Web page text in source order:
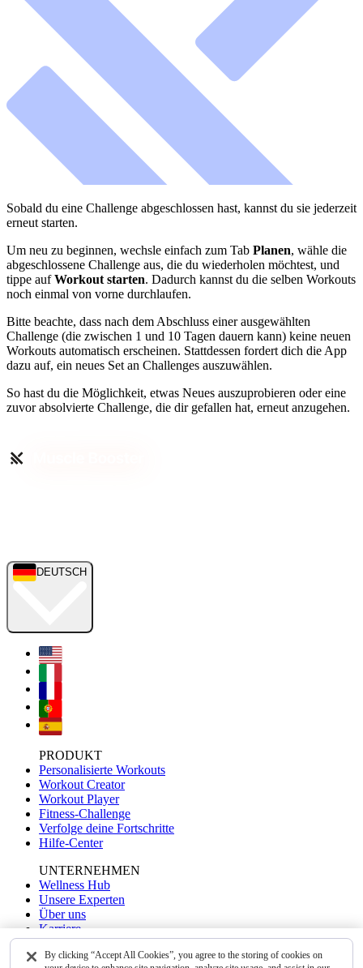
Sobald du eine Challenge abgeschlossen hast, kannst du sie jederzeit
erneut starten.
Um neu zu beginnen, wechsle einfach zum Tab Planen, wähle die
abgeschlossene Challenge aus, die du wiederholen möchtest, und
tippe aufWorkout starten. Dadurch kannst du die selben Workouts
noch einmal von vorne durchlaufen.
Bitte beachte, dass nach dem Abschluss einer ausgewählten
Challenge (die zwischen 1 und 10 Tagen dauern kann) keine neuen
Workouts automatisch erscheinen. Stattdessen fordert dich die App
dazu auf, ein neues Set an Challenges auszuwählen.
So hast du die Möglichkeit, etwas Neues auszuprobieren oder eine
zuvor absolvierte Challenge, die dir gefallen hat, erneut anzugehen.
DEUTSCH
PRODUKT
Personalisierte Workouts
Workout Creator
Workout Player
Fitness-Challenge
Verfolge deine Fortschritte
Hilfe-Center
UNTERNEHMEN
Wellness Hub
Unsere Experten
Über uns
Karriere
Kontakt
By clicking “Accept All Cookies”, you agree to the storing of cookies on